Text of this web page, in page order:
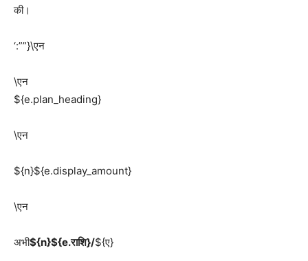
की।
‘:””}\एन
\एन
${e.plan_heading}
\एन
${n}${e.display_amount}
\एन
अभी${n}${e.राशि}/${ए}